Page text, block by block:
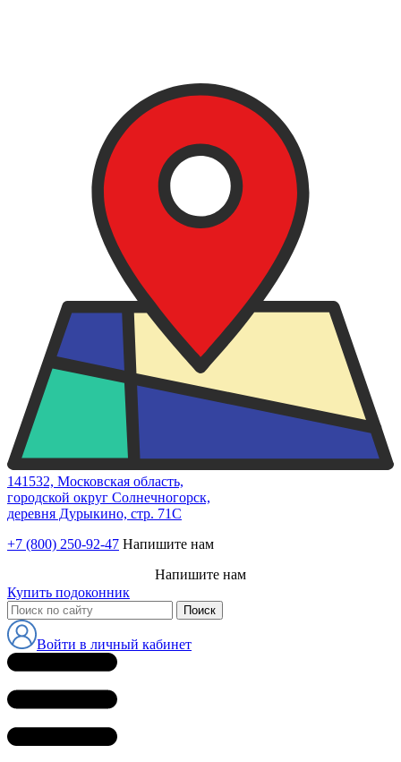
141532, Московская область,
городской округ Солнечногорск,
деревня Дурыкино, стр. 71С
+7 (800) 250-92-47 Напишите нам
Напишите нам
Купить подоконник
Войти в личный кабинет